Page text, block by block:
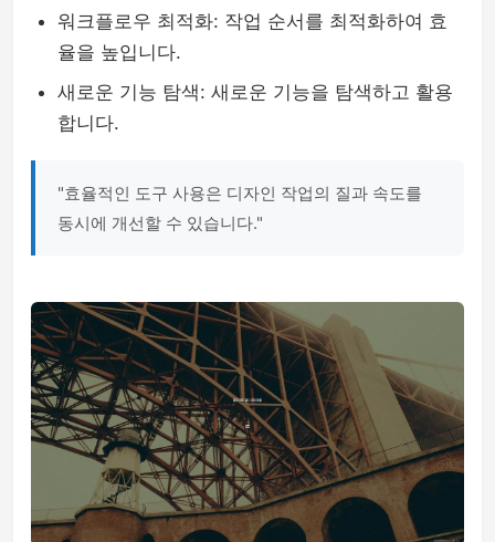
워크플로우 최적화: 작업 순서를 최적화하여 효
율을 높입니다.
새로운 기능 탐색: 새로운 기능을 탐색하고 활용
합니다.
"효율적인 도구 사용은 디자인 작업의 질과 속도를
동시에 개선할 수 있습니다."